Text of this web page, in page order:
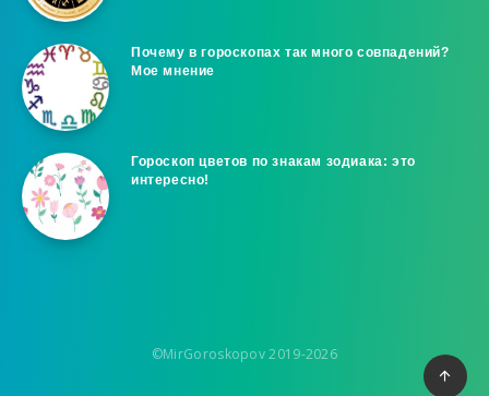
Почему в гороскопах так много совпадений?
Мое мнение
Гороскоп цветов по знакам зодиака: это
интересно!
©MirGoroskopov 2019-2026